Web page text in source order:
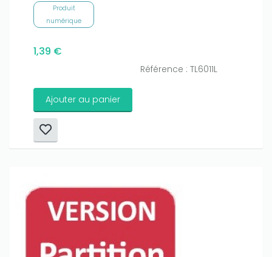
Produit
numérique
1,39 €
Référence : TL6011L
Ajouter au panier